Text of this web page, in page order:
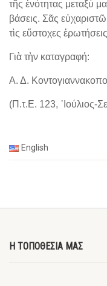
τῆς ἑνότητας μεταξύ
βάσεις. Σᾶς
τὶς εὔστοχες
Γιὰ τὴν καταγραφή:
Α. Δ.
(Π.τ.Ε. 123, ᾽Ιούλιος-
English
Η ΤΟΠΟΘΕΣΙΑ ΜΑΣ